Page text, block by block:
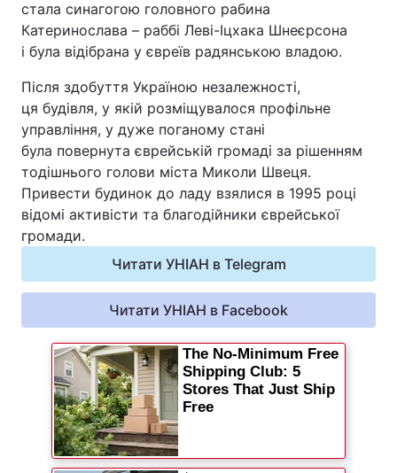
стала синагогою головного рабина
Катеринослава – раббі Леві-Іцхака Шнеєрсона
і була відібрана у євреїв радянською владою.
Після здобуття Україною незалежності,
ця будівля, у якій розміщувалося профільне
управління, у дуже поганому стані
була повернута єврейській громаді за рішенням
тодішнього голови міста Миколи Швеця.
Привести будинок до ладу взялися в 1995 році
відомі активісти та благодійники єврейської
громади.
Читати УНІАН в Telegram
Читати УНІАН в Facebook